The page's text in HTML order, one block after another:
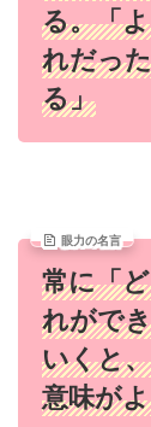
る。「
れだっ
る」
眼力の名言
常に「
れがで
いくと
意味が